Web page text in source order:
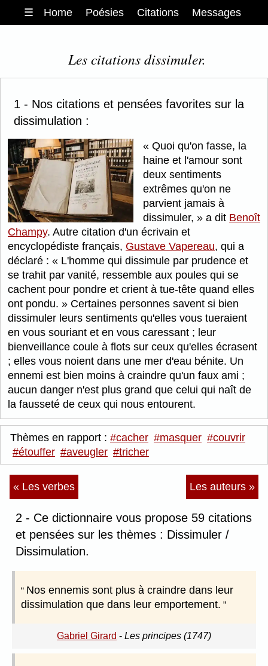
☰ Home Poésies Citations Messages
Les citations dissimuler.
1 - Nos citations et pensées favorites sur la
dissimulation :
Quoi qu'on fasse, la
haine et l'amour sont
deux sentiments
extrêmes qu'on ne
parvient jamais à
dissimuler,
a dit Benoît
Champy. Autre citation d'un écrivain et
encyclopédiste français, Gustave Vapereau, qui a
déclaré :
L'homme qui dissimule par prudence et
se trahit par vanité, ressemble aux poules qui se
cachent pour pondre et crient à tue-tête quand elles
ont pondu.
Certaines personnes savent si bien
dissimuler leurs sentiments qu'elles vous tueraient
en vous souriant et en vous caressant ; leur
bienveillance coule à flots sur ceux qu'elles écrasent
; elles vous noient dans une mer d'eau bénite. Un
ennemi est bien moins à craindre qu'un faux ami ;
aucun danger n'est plus grand que celui qui naît de
la fausseté de ceux qui nous entourent.
Thèmes en rapport : #cacher #masquer #couvrir
#étouffer #aveugler #tricher
« Les verbes Les auteurs »
2 - Ce dictionnaire vous propose 59 citations
et pensées sur les thèmes : Dissimuler /
Dissimulation.
Nos ennemis sont plus à craindre dans leur
dissimulation que dans leur emportement.
Gabriel Girard - Les principes (1747)